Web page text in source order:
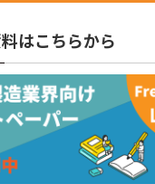
はこちらから